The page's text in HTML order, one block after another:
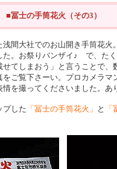
■冨士の手筒花火（その3）
間大社でのお山開き手筒花
た。お祭りバンザイ♪ で、た
てしまおう」と言うことで
ご覧下さーい。プロカメラ
情を撮ってくださいました。
プした 「冨士の手筒花火」 と